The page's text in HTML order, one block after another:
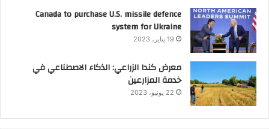
Canada to purchase U.S. missile defence
system for Ukraine
19 يناير، 2023
معرض كندا الزراعي: الذكاء الاصطناعي في
خدمة المزارعين
22 يونيو، 2023